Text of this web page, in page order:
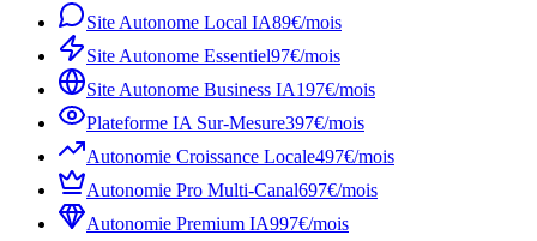
Site Autonome Local IA89€/mois
Site Autonome Essentiel97€/mois
Site Autonome Business IA197€/mois
Plateforme IA Sur-Mesure397€/mois
Autonomie Croissance Locale497€/mois
Autonomie Pro Multi-Canal697€/mois
Autonomie Premium IA997€/mois